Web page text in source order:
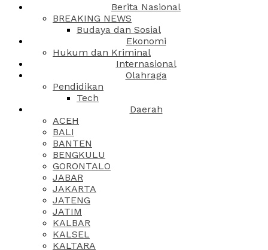
Berita Nasional
BREAKING NEWS
Budaya dan Sosial
Ekonomi
Hukum dan Kriminal
Internasional
Olahraga
Pendidikan
Tech
Daerah
ACEH
BALI
BANTEN
BENGKULU
GORONTALO
JABAR
JAKARTA
JATENG
JATIM
KALBAR
KALSEL
KALTARA